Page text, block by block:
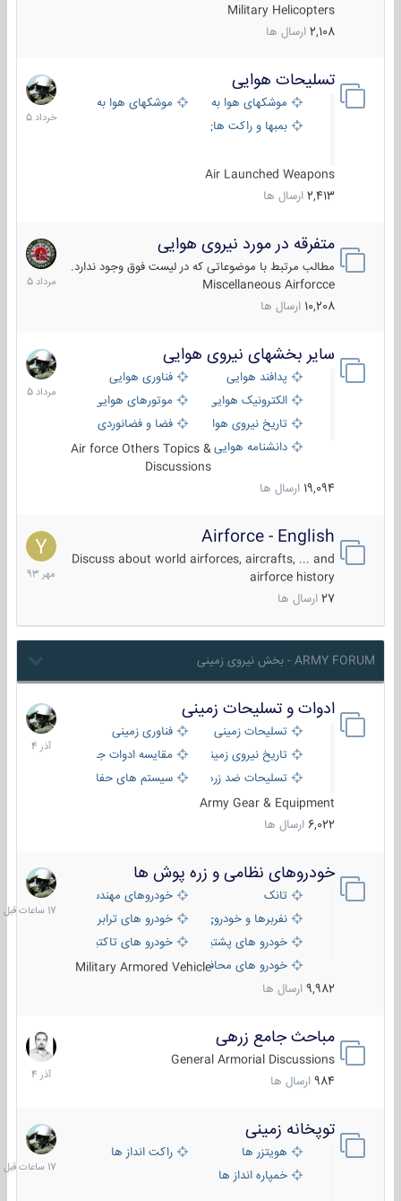
Military Helicopters
2,108 ارسال ها
تسلیحات هوایی
موشکهای هوا به هوا
موشکهای هوا به سطح
بمبها و راکت های هوایی
Air Launched Weapons
2,413 ارسال ها
30
خرداد
1405
متفرقه در مورد نیروی هوایی
مطالب مرتبط با موضوعاتی که در لیست فوق وجود ندارد.
Miscellaneous Airforcce
10,208 ارسال ها
7
مرداد
1405
سایر بخشهای نیروی هوایی
پدافند هوایی
فناوری هوایی
الکترونیک هوایی
موتورهای هوایی
تاریخ نیروی هوایی
فضا و فضانوردی
دانشنامه هواییAir force Others Topics &
Discussions
19,094 ارسال ها
2
مرداد
1405
Airforce - English
Discuss about world airforces, aircrafts, ... and
airforce history
27 ارسال ها
15
مهر
1393
ARMY FORUM - بخش نیروی زمینی
ادوات و تسلیحات زمینی
تسلیحات زمینی
فناوری زمینی
تاریخ نیروی زمینی
مقایسه ادوات جنگی
تسلیحات ضد زره
سیستم های حفاظت فعال
Army Gear & Equipment
6,022 ارسال ها
21
آذر
1404
خودروهای نظامی و زره پوش ها
تانک
خودروهای مهندسی
نفربرها و خودروی های رزمی پیاده نظام
خودرو های ترابری نظامی
خودرو های پشتیبانی آتش ، شناسایی و ضد تانک
خودرو های تاکتیکی نظامی
خودرو های محافظت شدهMilitary Armored Vehicle
9,982 ارسال ها
17
ساعات
قبل
مباحث جامع زرهی
General Armorial Discussions
984 ارسال ها
7
آذر
1404
توپخانه زمینی
هویتزر ها
راکت انداز ها
خمپاره انداز ها
17
ساعات
قبل